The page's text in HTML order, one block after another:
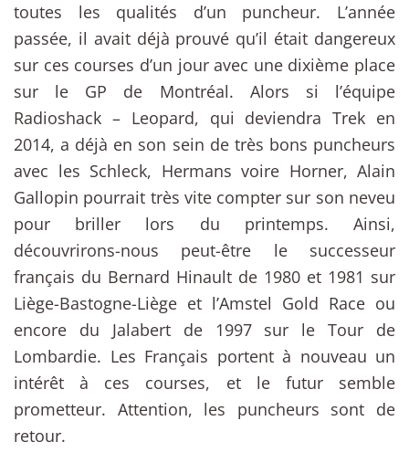
toutes les qualités d’un puncheur. L’année
passée, il avait déjà prouvé qu’il était dangereux
sur ces courses d’un jour avec une dixième place
sur le GP de Montréal. Alors si l’équipe
Radioshack – Leopard, qui deviendra Trek en
2014, a déjà en son sein de très bons puncheurs
avec les Schleck, Hermans voire Horner, Alain
Gallopin pourrait très vite compter sur son neveu
pour briller lors du printemps. Ainsi,
découvrirons-nous peut-être le successeur
français du Bernard Hinault de 1980 et 1981 sur
Liège-Bastogne-Liège et l’Amstel Gold Race ou
encore du Jalabert de 1997 sur le Tour de
Lombardie. Les Français portent à nouveau un
intérêt à ces courses, et le futur semble
prometteur. Attention, les puncheurs sont de
retour.